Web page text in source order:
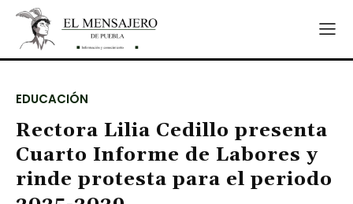
EDUCACIÓN
Rectora Lilia Cedillo presenta
Cuarto Informe de Labores y
rinde protesta para el periodo